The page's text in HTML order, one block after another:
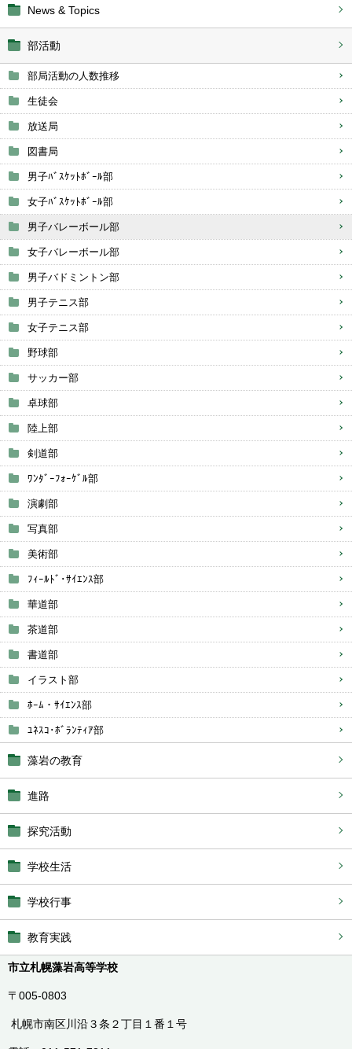
News & Topics
部活動
部局活動の人数推移
生徒会
放送局
図書局
男子ﾊﾞｽｹｯﾄﾎﾞｰﾙ部
女子ﾊﾞｽｹｯﾄﾎﾞｰﾙ部
男子バレーボール部
女子バレーボール部
男子バドミントン部
男子テニス部
女子テニス部
野球部
サッカー部
卓球部
陸上部
剣道部
ﾜﾝﾀﾞｰﾌｫｰｹﾞﾙ部
演劇部
写真部
美術部
ﾌｨｰﾙﾄﾞ･ｻｲｴﾝｽ部
華道部
茶道部
書道部
イラスト部
ﾎｰﾑ・ｻｲｴﾝｽ部
ﾕﾈｽｺ･ﾎﾞﾗﾝﾃｨｱ部
藻岩の教育
進路
探究活動
学校生活
学校行事
教育実践
市立札幌藻岩高等学校
〒005-0803
札幌市南区川沿３条２丁目１番１号